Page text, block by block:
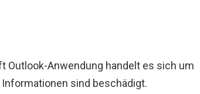
Outlook-Anwendung handelt es sich um
sind beschädigt.